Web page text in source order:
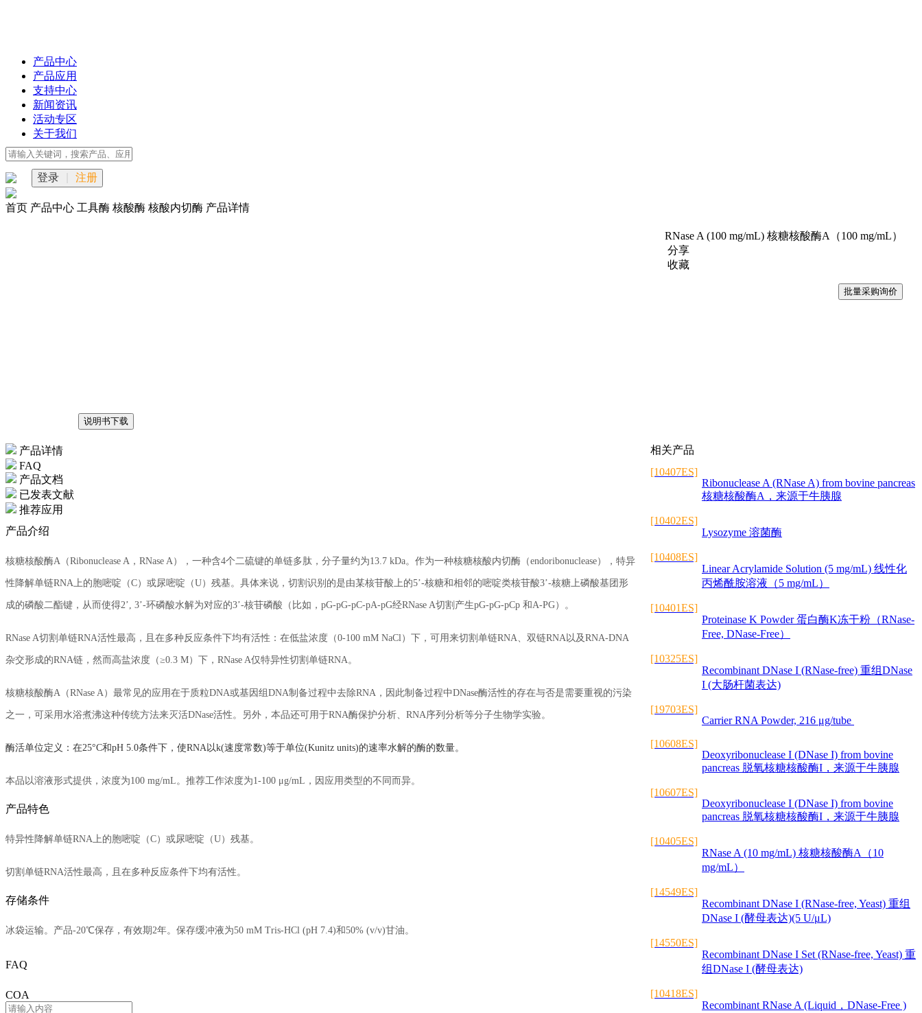
产品中心
产品应用
支持中心
新闻资讯
活动专区
关于我们
登录 注册
首页 产品中心 工具酶 核酸酶 核酸内切酶 产品详情
说明书下载
RNase A (100 mg/mL) 核糖核酸酶A（100 mg/mL）
分享
收藏
批量采购询价
产品详情
FAQ
产品文档
已发表文献
推荐应用
产品介绍
核糖核酸酶A（Ribonuclease A，RNase A），一种含4个二硫键的单链多肽，分子量约为13.7 kDa。作为一种核糖核酸内切酶（endoribonuclease），特异
性降解单链RNA上的胞嘧啶（C）或尿嘧啶（U）残基。具体来说，切割识别的是由某核苷酸上的5’-核糖和相邻的嘧啶类核苷酸3’-核糖上磷酸基团形
成的磷酸二酯键，从而使得2’, 3’-环磷酸水解为对应的3’-核苷磷酸（比如，pG-pG-pC-pA-pG经RNase A切割产生pG-pG-pCp 和A-PG）。
RNase A切割单链RNA活性最高，且在多种反应条件下均有活性：在低盐浓度（0-100 mM NaCl）下，可用来切割单链RNA、双链RNA以及RNA-DNA
杂交形成的RNA链，然而高盐浓度（≥0.3 M）下，RNase A仅特异性切割单链RNA。
核糖核酸酶A（RNase A）最常见的应用在于质粒DNA或基因组DNA制备过程中去除RNA，因此制备过程中DNase酶活性的存在与否是需要重视的污染
之一，可采用水浴煮沸这种传统方法来灭活DNase活性。另外，本品还可用于RNA酶保护分析、RNA序列分析等分子生物学实验。
酶活单位定义：在25°C和pH 5.0条件下，使RNA以k(速度常数)等于单位(Kunitz units)的速率水解的酶的数量。
本品以溶液形式提供，浓度为100 mg/mL。推荐工作浓度为1-100 μg/mL，因应用类型的不同而异。
产品特色
特异性降解单链RNA上的胞嘧啶（C）或尿嘧啶（U）残基。
切割单链RNA活性最高，且在多种反应条件下均有活性。
存储条件
冰袋运输。产品-20℃保存，有效期2年。保存缓冲液为50 mM Tris-HCl (pH 7.4)和50% (v/v)甘油。
FAQ
COA
相关产品
[10407ES]
Ribonuclease A (RNase A) from bovine pancreas
核糖核酸酶A，来源于牛胰腺
[10402ES]
Lysozyme 溶菌酶
[10408ES]
Linear Acrylamide Solution (5 mg/mL) 线性化
丙烯酰胺溶液（5 mg/mL）
[10401ES]
Proteinase K Powder 蛋白酶K冻干粉（RNase-
Free, DNase-Free）
[10325ES]
Recombinant DNase I (RNase-free) 重组DNase
I (大肠杆菌表达)
[19703ES]
Carrier RNA Powder, 216 μg/tube
[10608ES]
Deoxyribonuclease I (DNase I) from bovine
pancreas 脱氧核糖核酸酶I，来源于牛胰腺
[10607ES]
Deoxyribonuclease I (DNase I) from bovine
pancreas 脱氧核糖核酸酶I，来源于牛胰腺
[10405ES]
RNase A (10 mg/mL) 核糖核酸酶A（10
mg/mL）
[14549ES]
Recombinant DNase I (RNase-free, Yeast) 重组
DNase I (酵母表达)(5 U/μL)
[14550ES]
Recombinant DNase I Set (RNase-free, Yeast) 重
组DNase I (酵母表达)
[10418ES]
Recombinant RNase A (Liquid，DNase-Free )